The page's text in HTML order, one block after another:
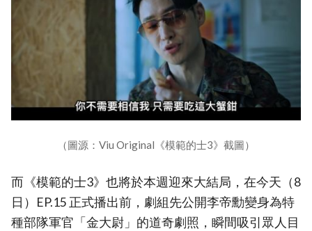
（圖源：Viu Original《模範的士3》截圖）
而《模範的士3》也將於本週迎來大結局，在今天（8
日）EP.15 正式播出前，劇組先公開李帝勳變身為特
種部隊軍官「金大尉」的道奇劇照，瞬間吸引眾人目